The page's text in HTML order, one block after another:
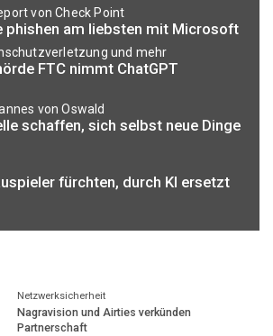
von Check Point
phishen am liebsten mit Microsoft
und mehr
FTC nimmt ChatGPT
von Oswald
schaffen, sich selbst neue Dinge
fürchten, durch KI ersetzt
Netzwerksicherheit
Nagravision und Airties verkünden
Partnerschaft